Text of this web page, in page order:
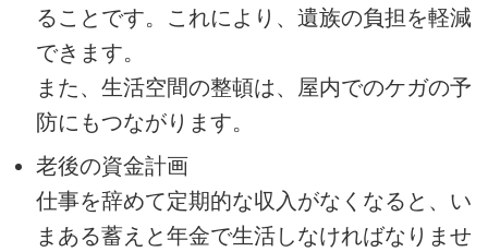
ることです。これにより、遺族の負担を軽減
できます。
また、生活空間の整頓は、屋内でのケガの予
防にもつながります。
老後の資金計画
仕事を辞めて定期的な収入がなくなると、い
まある蓄えと年金で生活しなければなりませ